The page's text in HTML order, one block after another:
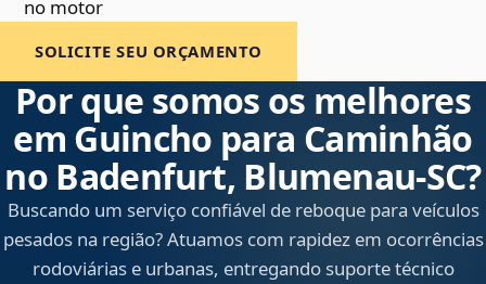
no motor
SOLICITE SEU ORÇAMENTO
Por que somos os melhores
em Guincho para Caminhão
no Badenfurt, Blumenau‑SC?
Buscando um serviço confiável de reboque para veículos
pesados na região? Atuamos com rapidez em ocorrências
rodoviárias e urbanas, entregando suporte técnico